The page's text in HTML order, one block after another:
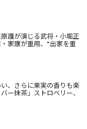
原護が演じる武将・小堀正
家康が重用、“出家を重
、さらに果実の香りも楽
ー抹茶」ストロベリー、